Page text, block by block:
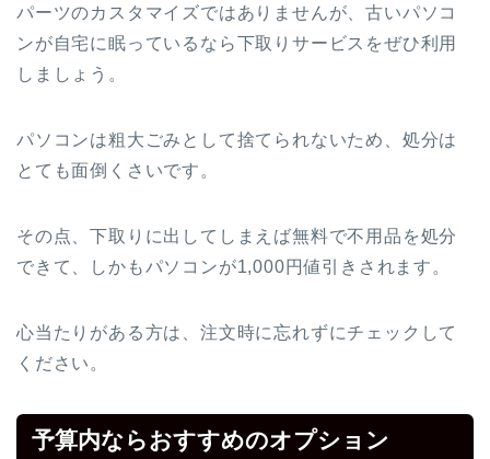
パーツのカスタマイズではありませんが、古いパソコ
ンが自宅に眠っているなら下取りサービスをぜひ利用
しましょう。
パソコンは粗大ごみとして捨てられないため、処分は
とても面倒くさいです。
その点、下取りに出してしまえば無料で不用品を処分
できて、しかもパソコンが1,000円値引きされます。
心当たりがある方は、注文時に忘れずにチェックして
ください。
予算内ならおすすめのオプション